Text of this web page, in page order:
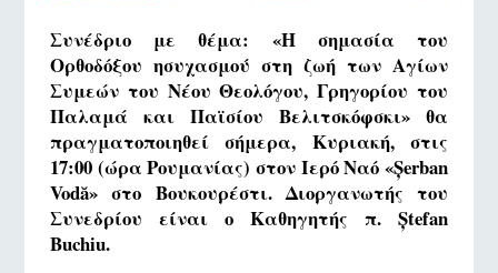
Συνέδριο με θέμα: «Η σημασία του
Ορθοδόξου ησυχασμού στη ζωή των Αγίων
Συμεών του Νέου Θεολόγου, Γρηγορίου του
Παλαμά και Παϊσίου Βελιτσκόφσκι» θα
πραγματοποιηθεί σήμερα, Κυριακή, στις
17:00 (ώρα Ρουμανίας) στον Ιερό Ναό «Șerban
Vodă» στο Βουκουρέστι. Διοργανωτής του
Συνεδρίου είναι ο Καθηγητής π. Ștefan
Buchiu.